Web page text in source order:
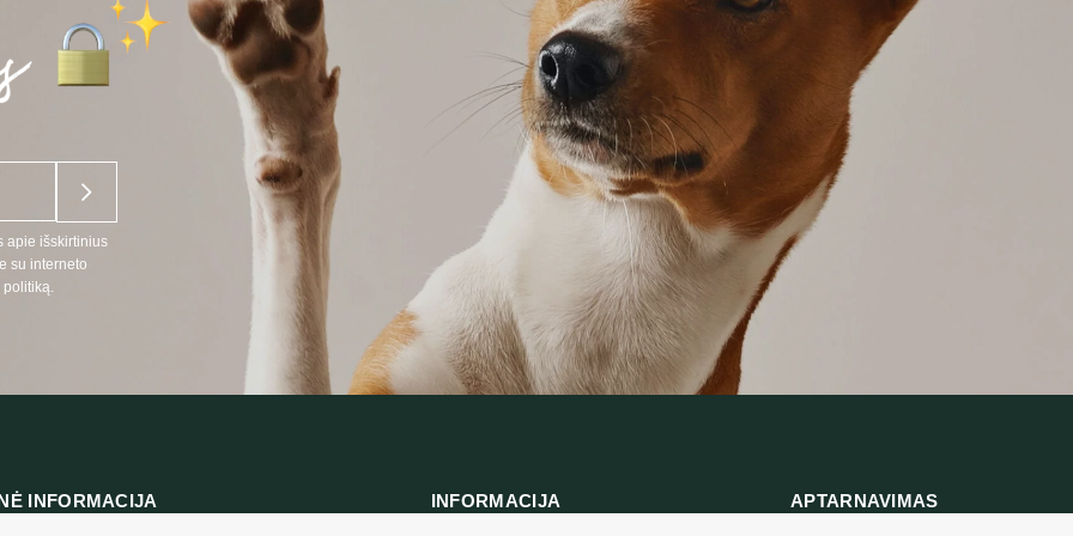
apie išskirtinius
su interneto
INFORMACIJA INFORMACIJA APTARNAVIMAS